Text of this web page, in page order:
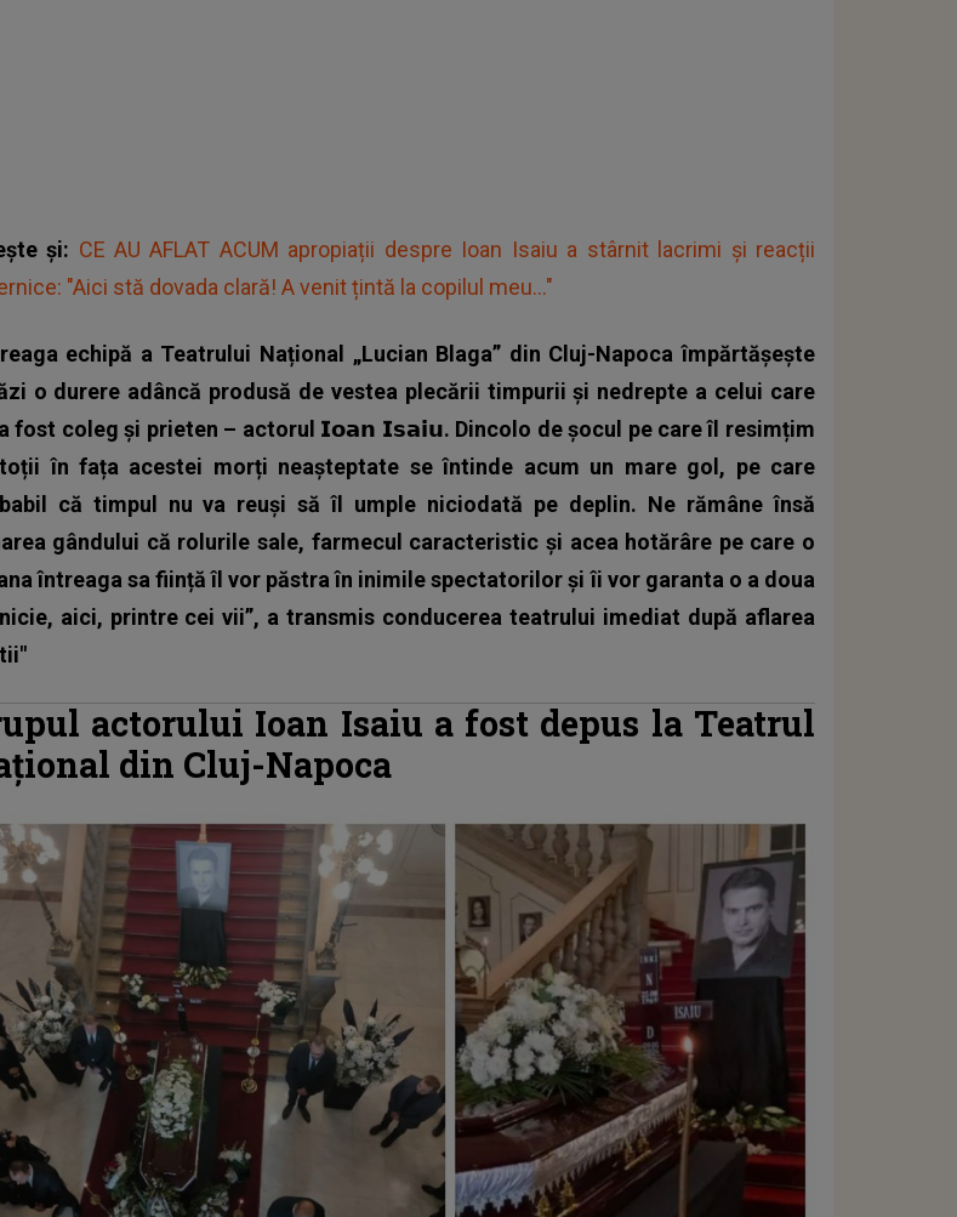
și: CE AU AFLAT ACUM apropiații despre Ioan Isaiu a stârnit lacrimi și reacții
"Aici stă dovada clară! A venit țintă la copilul meu..."
echipă a Teatrului Național „Lucian Blaga” din Cluj-Napoca împărtășește
o durere adâncă produsă de vestea plecării timpurii și nedrepte a celui care
fost coleg și prieten – actorul 𝗜𝗼𝗮𝗻 𝗜𝘀𝗮𝗶𝘂. Dincolo de șocul pe care îl resimțim
în fața acestei morți neașteptate se întinde acum un mare gol, pe care
că timpul nu va reuși să îl umple niciodată pe deplin. Ne rămâne însă
gândului că rolurile sale, farmecul caracteristic și acea hotărâre pe care o
întreaga sa ființă îl vor păstra în inimile spectatorilor și îi vor garanta o a doua
aici, printre cei vii”, a transmis conducerea teatrului imediat după aflarea
actorului Ioan Isaiu a fost depus la Teatrul
din Cluj-Napoca